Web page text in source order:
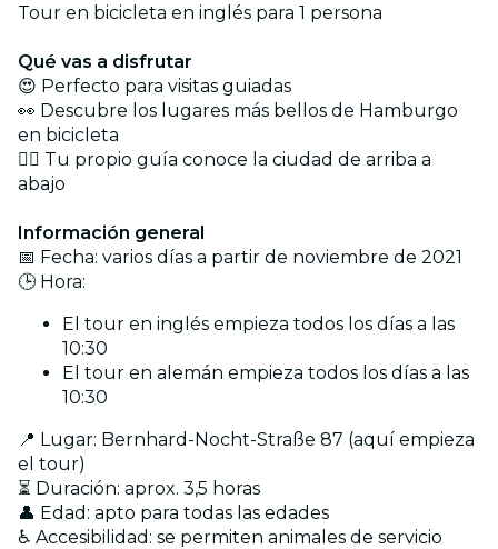
Tour en bicicleta en inglés para 1 persona
Qué vas a disfrutar
😍 Perfecto para visitas guiadas
👀 Descubre los lugares más bellos de Hamburgo
en bicicleta
🙋‍♀️ Tu propio guía conoce la ciudad de arriba a
abajo
Información general
📅 Fecha: varios días a partir de noviembre de 2021
🕒 Hora:
El tour en inglés empieza todos los días a las
10:30
El tour en alemán empieza todos los días a las
10:30
📍 Lugar: Bernhard-Nocht-Straße 87 (aquí empieza
el tour)
⏳ Duración: aprox. 3,5 horas
👤 Edad: apto para todas las edades
♿ Accesibilidad: se permiten animales de servicio